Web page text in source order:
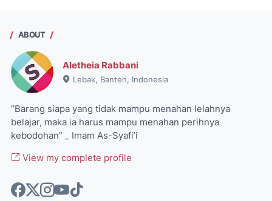
ABOUT
Aletheia Rabbani
Lebak, Banten, Indonesia
“Barang siapa yang tidak mampu menahan lelahnya
belajar, maka ia harus mampu menahan perihnya
kebodohan” _ Imam As-Syafi’i
View my complete profile